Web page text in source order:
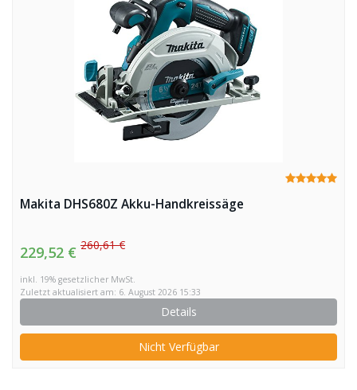
Makita DHS680Z Akku-Handkreissäge
229,52 € 260,61 €
inkl. 19% gesetzlicher MwSt.
Zuletzt aktualisiert am: 6. August 2026 15:33
Details
Nicht Verfügbar